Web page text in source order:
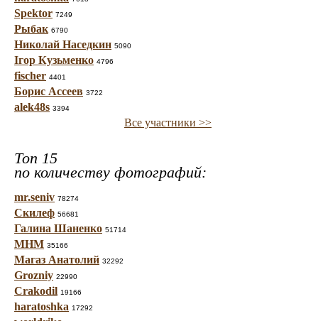
Spektor 7249
Рыбак 6790
Николай Наседкин 5090
Ігор Кузьменко 4796
fischer 4401
Борис Ассеев 3722
alek48s 3394
Все участники >>
Топ 15
по количеству фотографий:
mr.seniv 78274
Скилеф 56681
Галина Шаненко 51714
МНМ 35166
Магаз Анатолий 32292
Grozniy 22990
Crakodil 19166
haratoshka 17292